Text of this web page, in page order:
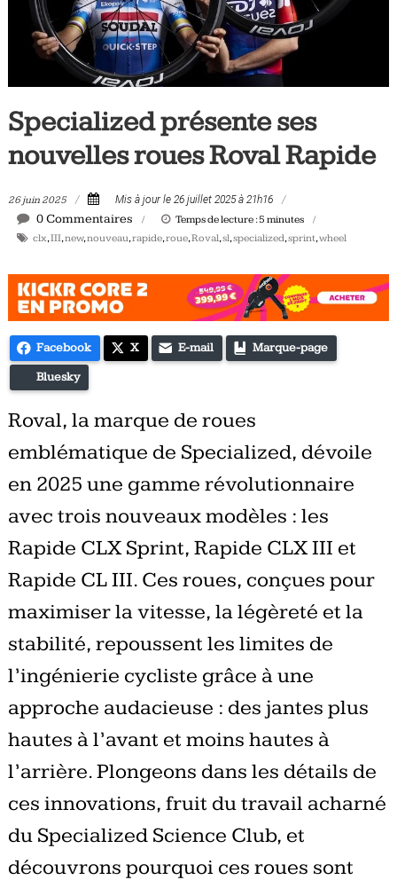
jours,
vélo
triathlon
Specialized présente ses
nouvelles roues Roval Rapide
26 juin 2025 Mis à jour le 26 juillet 2025 à 21h16
0 Commentaires Temps de lecture : 5 minutes
clx,III,new,nouveau,rapide,roue,Roval,sl,specialized,sprint,wheel
Facebook X E-mail Marque-page
Bluesky
Roval, la marque de roues
emblématique de Specialized, dévoile
en 2025 une gamme révolutionnaire
avec trois nouveaux modèles : les
Rapide CLX Sprint, Rapide CLX III et
Rapide CL III. Ces roues, conçues pour
maximiser la vitesse, la légèreté et la
stabilité, repoussent les limites de
l’ingénierie cycliste grâce à une
approche audacieuse : des jantes plus
hautes à l’avant et moins hautes à
l’arrière. Plongeons dans les détails de
ces innovations, fruit du travail acharné
du Specialized Science Club, et
découvrons pourquoi ces roues sont